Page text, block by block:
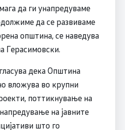
да ги унапредуваме
да се развиваме
општина, се наведува
Герасимовски.
дека Општина
вложува во крупни
поттикнување на
на јавните
што го